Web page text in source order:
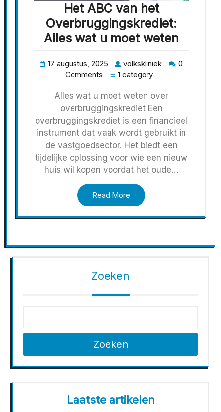
Het ABC van het
Overbruggingskrediet:
Alles wat u moet weten
17 augustus, 2025 volkskliniek
0
Comments
1 category
Alles wat u moet weten over
overbruggingskrediet Een
overbruggingskrediet is een financieel
instrument dat vaak wordt gebruikt in
de vastgoedsector. Het biedt een
tijdelijke oplossing voor wie een nieuw
huis wil kopen voordat het oude…
Read More
Zoeken
Zoeken
Laatste artikelen